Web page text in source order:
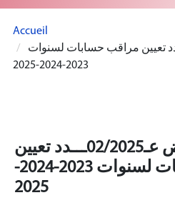
Accueil
2023-2024-2025
طلب عروض عـ02/2025ـــدد تعيين
مراقب حسابات لسنوات 2023-2024-
2025